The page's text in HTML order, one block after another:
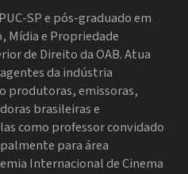
SP e pós-graduado em
e Propriedade
de Direito da OAB. Atua
da indústria
produtoras, emissoras,
brasileiras e
como professor convidado
para área
Internacional de Cinema